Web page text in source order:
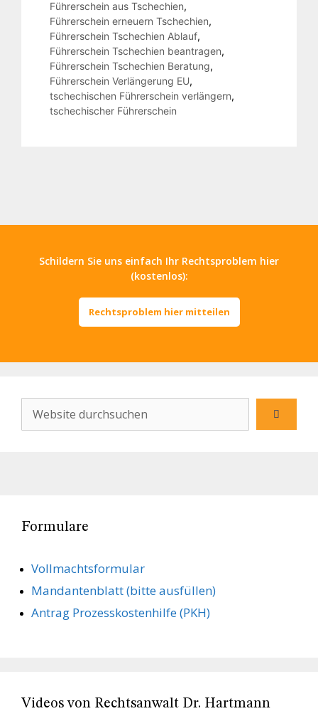
Führerschein aus Tschechien,
Führerschein erneuern Tschechien,
Führerschein Tschechien Ablauf,
Führerschein Tschechien beantragen,
Führerschein Tschechien Beratung,
Führerschein Verlängerung EU,
tschechischen Führerschein verlängern,
tschechischer Führerschein
Schildern Sie uns einfach Ihr Rechtsproblem hier
(kostenlos):
Rechtsproblem hier mitteilen
Formulare
Vollmachts­formular
Mandanten­blatt (bitte ausfüllen)
Antrag Prozesskostenhilfe (PKH)
Videos von Rechtsanwalt Dr. Hartmann